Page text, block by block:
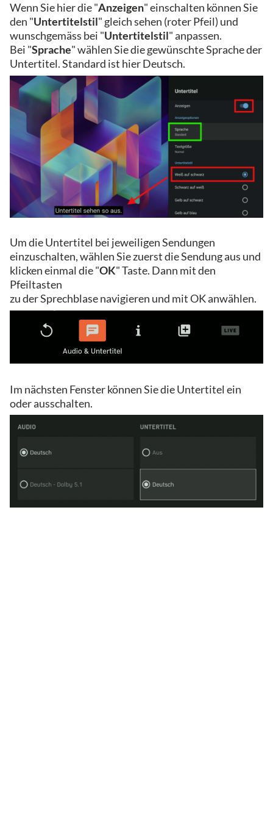
Wenn Sie hier die "Anzeigen" einschalten können Sie
den "Untertitelstil" gleich sehen (roter Pfeil) und
wunschgemäss bei "Untertitelstil" anpassen.
Bei "Sprache" wählen Sie die gewünschte Sprache der
Untertitel. Standard ist hier Deutsch.
Um die Untertitel bei jeweiligen Sendungen
einzuschalten, wählen Sie zuerst die Sendung aus und
klicken einmal die "OK" Taste. Dann mit den
Pfeiltasten
zu der Sprechblase navigieren und mit OK anwählen.
Im nächsten Fenster können Sie die Untertitel ein
oder ausschalten.